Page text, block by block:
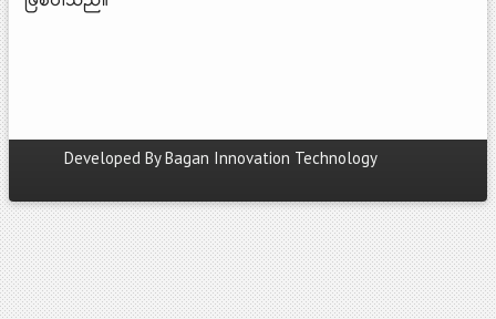
Developed ByBagan Innovation Technology